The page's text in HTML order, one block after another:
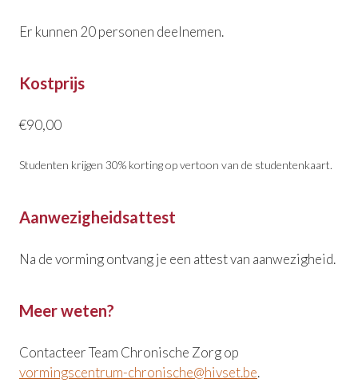
Er kunnen 20 personen deelnemen.
Kostprijs
€90,00
Studenten krijgen 30% korting op vertoon van de studentenkaart.
Aanwezigheidsattest
Na de vorming ontvang je een attest van aanwezigheid.
Meer weten?
Contacteer Team Chronische Zorg op
vormingscentrum-chronische@hivset.be.